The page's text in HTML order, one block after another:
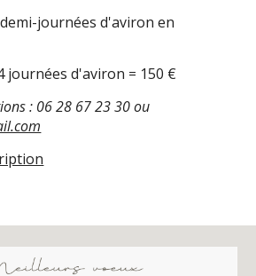
journées d'aviron en
journées d'aviron = 150 €
: 06 28 67 23 30 ou